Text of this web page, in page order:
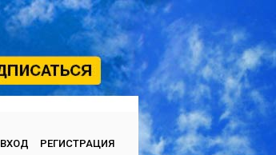
ВХОД РЕГИСТРАЦИЯ